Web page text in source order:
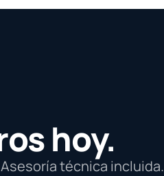
hoy.
técnica incluida.